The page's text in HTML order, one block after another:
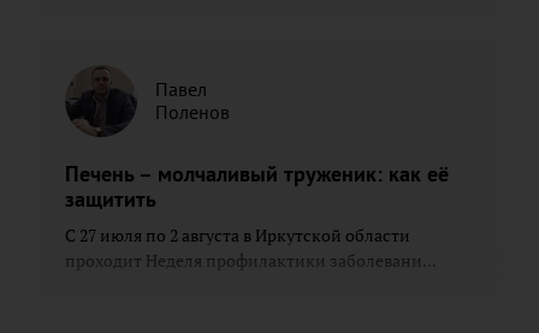
Павел
Поленов
Печень – молчаливый труженик: как её
защитить
С 27 июля по 2 августа в Иркутской области
проходит Неделя профилактики заболевани...